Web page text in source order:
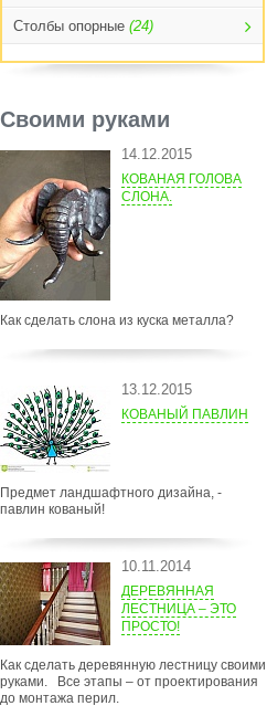
Столбы опорные (24)
Своими руками
14.12.2015
КОВАНАЯ ГОЛОВА
СЛОНА.
Как сделать слона из куска металла?
13.12.2015
КОВАНЫЙ ПАВЛИН
Предмет ландшафтного дизайна, -
павлин кованый!
10.11.2014
ДЕРЕВЯННАЯ
ЛЕСТНИЦА – ЭТО
ПРОСТО!
Как сделать деревянную лестницу своими
руками. Все этапы – от проектирования
до монтажа перил.